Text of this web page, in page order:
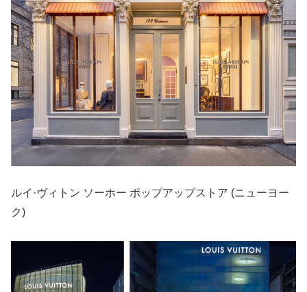
ルイ·ヴィトン ソーホー ポップアップストア (ニューヨー
ク)